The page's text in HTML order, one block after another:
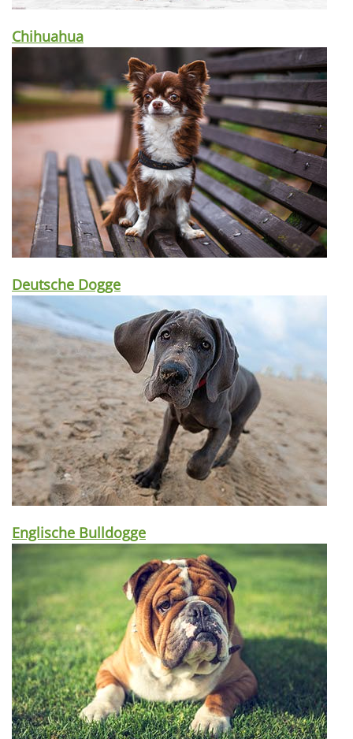
Chihuahua
Deutsche Dogge
Englische Bulldogge